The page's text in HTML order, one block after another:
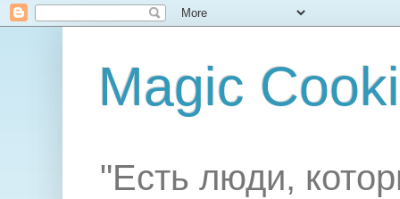
Magic
"Есть люди,